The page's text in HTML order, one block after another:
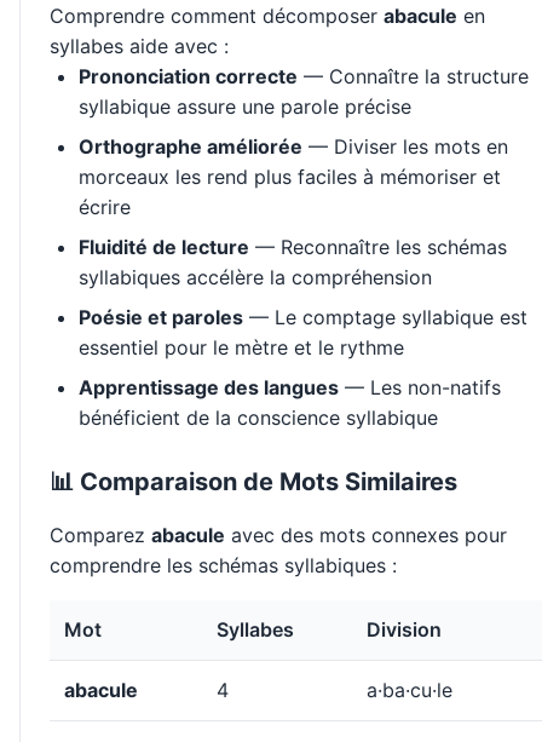
Comprendre comment décomposer abacule en
syllabes aide avec :
Prononciation correcte — Connaître la structure
syllabique assure une parole précise
Orthographe améliorée — Diviser les mots en
morceaux les rend plus faciles à mémoriser et
écrire
Fluidité de lecture — Reconnaître les schémas
syllabiques accélère la compréhension
Poésie et paroles — Le comptage syllabique est
essentiel pour le mètre et le rythme
Apprentissage des langues — Les non-natifs
bénéficient de la conscience syllabique
📊 Comparaison de Mots Similaires
Comparez abacule avec des mots connexes pour
comprendre les schémas syllabiques :
Mot Syllabes Division
abacule 4 a·ba·cu·le